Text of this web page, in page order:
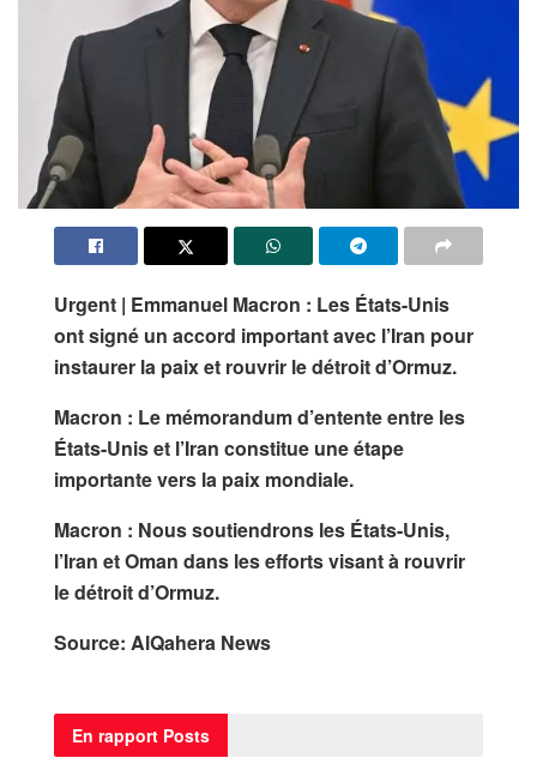
Urgent | Emmanuel Macron : Les États-Unis
ont signé un accord important avec l’Iran pour
instaurer la paix et rouvrir le détroit d’Ormuz.
Macron : Le mémorandum d’entente entre les
États-Unis et l’Iran constitue une étape
importante vers la paix mondiale.
Macron : Nous soutiendrons les États-Unis,
l’Iran etOman dans les efforts visant à rouvrir
le détroit d’Ormuz.
Source: AlQahera News
En rapport Posts